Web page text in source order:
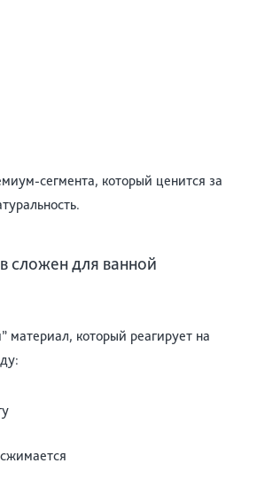
сегмента, который ценится за
сложен для ванной
материал, который реагирует на